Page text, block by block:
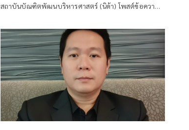
สถาบันบัณฑิตพัฒนบริหารศาสตร์ (นิด้า) โพสต์ข้อความ